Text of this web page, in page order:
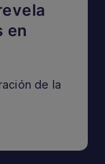
en
de la